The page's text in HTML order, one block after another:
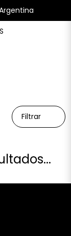
Filtrar